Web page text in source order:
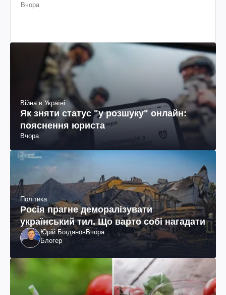
Вчора
Війна в Україні
Як зняти статус "у розшуку" онлайн:
пояснення юриста
Вчора
Політика
Росія прагне деморалізувати
український тил. Що варто собі нагадати
Юрій БогдановВчора
Блогер